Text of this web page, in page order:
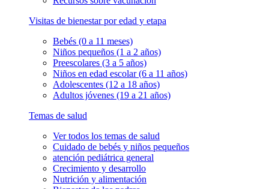
Visitas de bienestar por edad y etapa
Bebés (0 a 11 meses)
Niños pequeños (1 a 2 años)
Preescolares (3 a 5 años)
Niños en edad escolar (6 a 11 años)
Adolescentes (12 a 18 años)
Adultos jóvenes (19 a 21 años)
Temas de salud
Ver todos los temas de salud
Cuidado de bebés y niños pequeños
atención pediátrica general
Crecimiento y desarrollo
Nutrición y alimentación